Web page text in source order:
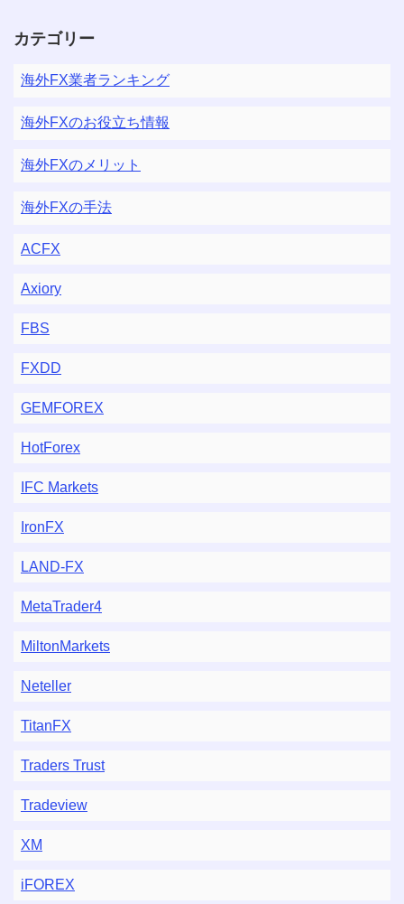
カテゴリー
海外FX業者ランキング
海外FXのお役立ち情報
海外FXのメリット
海外FXの手法
ACFX
Axiory
FBS
FXDD
GEMFOREX
HotForex
IFC Markets
IronFX
LAND-FX
MetaTrader4
MiltonMarkets
Neteller
TitanFX
Traders Trust
Tradeview
XM
iFOREX